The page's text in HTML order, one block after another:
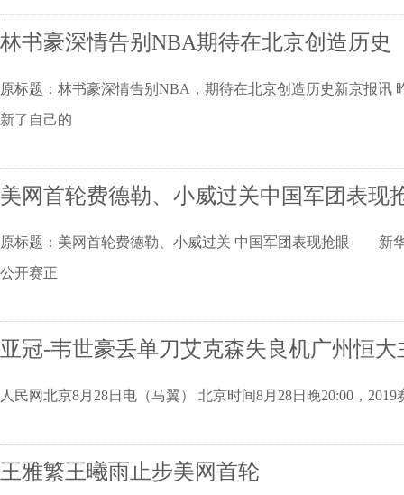
林书豪深情告别NBA期待在北京创造历史
原标题：林书豪深情告别NBA，期待在北京创造历史新京报讯
新了自己的
美网首轮费德勒、小威过关中国军团表现
原标题：美网首轮费德勒、小威过关 中国军团表现抢眼 新
公开赛正
亚冠-韦世豪丢单刀艾克森失良机广州恒大
人民网北京8月28日电（马翼） 北京时间8月28日晚20:00，
王雅繁王曦雨止步美网首轮